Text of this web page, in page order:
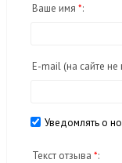
Ваше имя *:
E-mail (на сайте не
Уведомлять о
Текст отзыва *: